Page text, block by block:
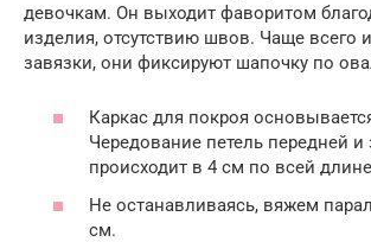
девочкам. Он выходит фаворитом
изделия, отсутствию швов. Чаще всего
завязки, они фиксируют шапочку по
Каркас для покроя
Чередование петель передней
происходит в 4 см по всей
Не останавливаясь, вяжем
см.